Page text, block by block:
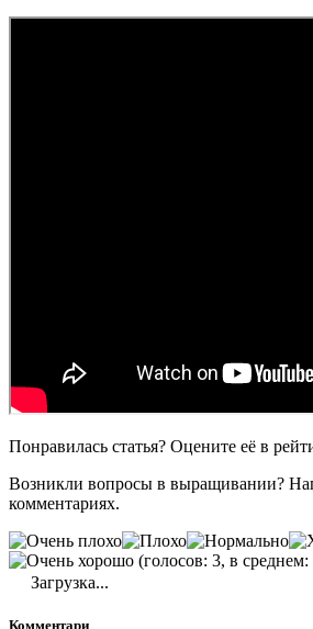
Понравилась статья? Оцените её в
Возникли вопросы в выращивании?
комментариях.
(голосов: 3, в
Загрузка...
Комментари